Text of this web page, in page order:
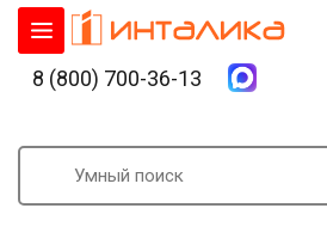
8 (800) 700-36-13